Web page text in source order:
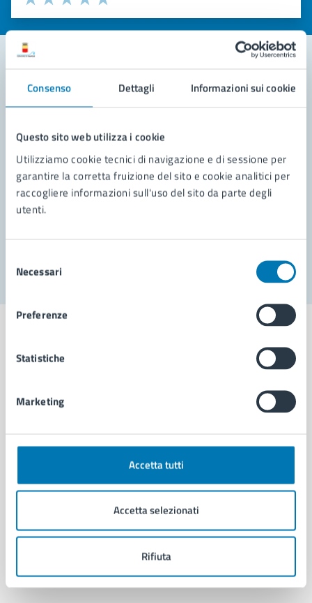
Consenso Dettagli Informazioni sui cookie
Questo sito web utilizza i cookie
Utilizziamo cookie tecnici di navigazione e di sessione per
garantire la corretta fruizione del sito e cookie analitici per
raccogliere informazioni sull'uso del sito da parte degli
utenti.
delNecessari
Preferenze
Statistiche
Marketing
Accetta tutti
Accetta selezionati
Rifiuta
Valuta 5 stelle su 5
Valuta 4 stelle su 5
Valuta 3 stelle su 5
Valuta 2 stelle su 5
Valuta 1 stelle su 5
Contatta il comune
Richiedi assistenza
Prenota appuntamento
Problemi in città
Aree amministrative
Uffici
Politici
Intranet, posta aziendale e protocollo